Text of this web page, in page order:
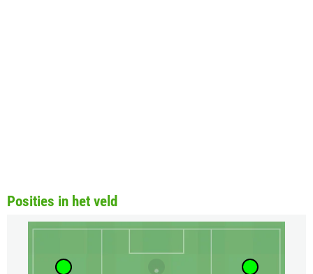
Posities in het veld